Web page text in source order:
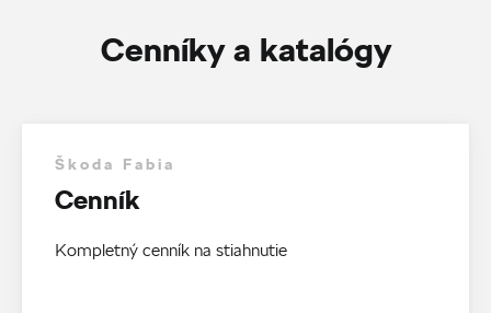
Cenníky a katalógy
Škoda Fabia
Cenník
Kompletný cenník na stiahnutie